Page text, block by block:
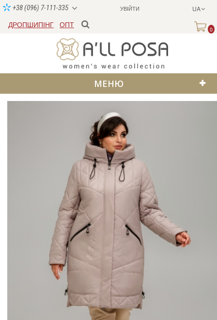
УВІЙТИ UA
+38 (096) 7-111-335
ДРОПШИПІНГ ОПТ
0
МЕНЮ